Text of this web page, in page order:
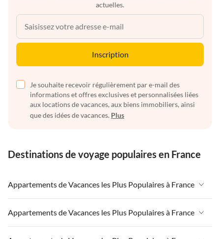
actuelles.
Inscription
Je souhaite recevoir régulièrement par e-mail des
informations et offres exclusives et personnalisées liées
aux locations de vacances, aux biens immobiliers, ainsi
que des idées de vacances. Plus
Destinations de voyage populaires en France
Appartements de Vacances les Plus Populaires à France
Appartements de Vacances à France
Appartements de Vacances à Paris-Ile de France
Appartements de Vacances les Plus Populaires à France